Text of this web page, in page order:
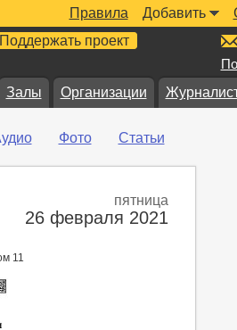
Добавить
Правила
Поддержать проект
Залы Организации
Фото Статьи
пятница
26 февраля 2021
11